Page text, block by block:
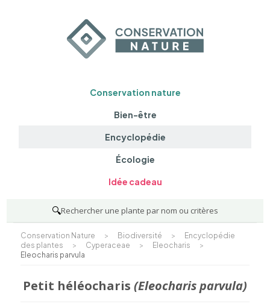
Conservation nature
Bien-être
Encyclopédie
Écologie
Idée cadeau
🔍Rechercher une plante par nom ou critères
Conservation Nature > Biodiversité >
Encyclopédie
des plantes
> Cyperaceae > Eleocharis
>
Eleocharis parvula
Petit héléocharis (Eleocharis parvula)